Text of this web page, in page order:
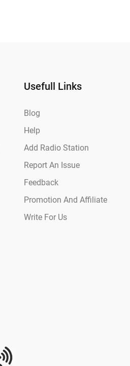
Usefull Links
Blog
Help
Add Radio Station
Report An Issue
Feedback
Promotion And Affiliate
Write For Us